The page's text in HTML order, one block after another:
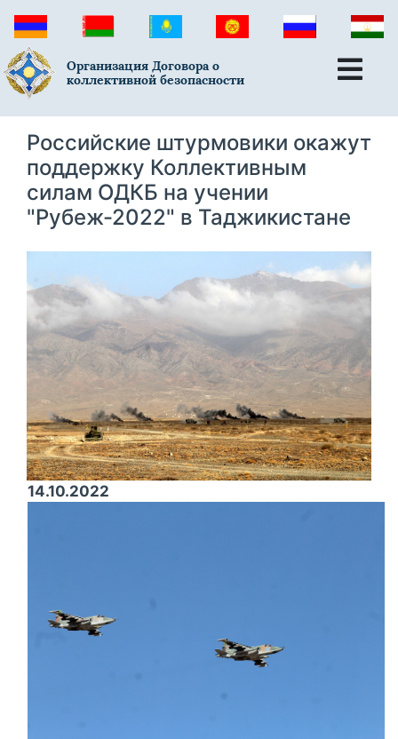
Организация Договора о
коллективной безопасности
Российские штурмовики окажут
поддержку Коллективным
силам ОДКБ на учении
"Рубеж-2022" в Таджикистане
14.10.2022